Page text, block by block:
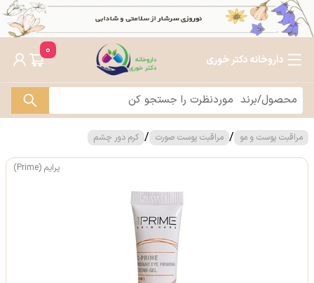
داروخانه دکتر خوری
0
مراقبت پوست و مو / مراقبت پوست صورت / کرم دور چشم
پرایم (Prime)